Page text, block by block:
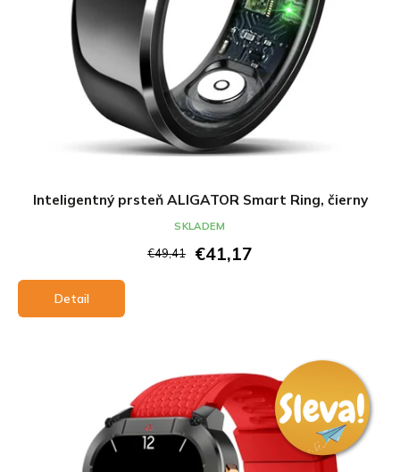
Inteligentný prsteň ALIGATOR Smart Ring, čierny
€49,41 €41,17
Detail
SKLADEM